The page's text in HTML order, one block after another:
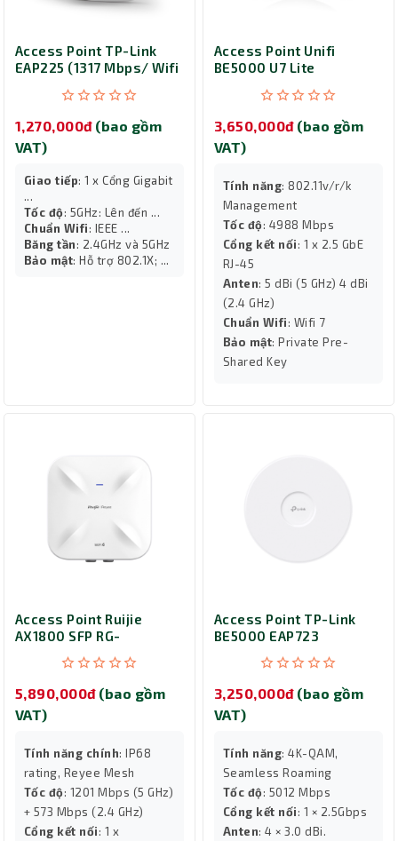
Access Point TP-Link
EAP225 (1317 Mbps/ Wifi
1,270,000đ (bao gồm
VAT)
Giao tiếp: 1 x Cổng Gigabit
...
Tốc độ: 5GHz: Lên đến ...
Chuẩn Wifi: IEEE ...
Băng tần: 2.4GHz và 5GHz
Bảo mật: Hỗ trợ 802.1X; ...
Access Point Unifi
BE5000 U7 Lite
3,650,000đ (bao gồm
VAT)
Tính năng: 802.11v/r/k
Management
Tốc độ: 4988 Mbps
Cổng kết nối: 1 x 2.5 GbE
RJ-45
Anten: 5 dBi (5 GHz) 4 dBi
(2.4 GHz)
Chuẩn Wifi: Wifi 7
Bảo mật: Private Pre-
Shared Key
Access Point Ruijie
AX1800 SFP RG-
5,890,000đ (bao gồm
VAT)
Tính năng chính: IP68
rating, Reyee Mesh
Tốc độ: 1201 Mbps (5 GHz)
+ 573 Mbps (2.4 GHz)
Cổng kết nối: 1 x
Access Point TP-Link
BE5000 EAP723
3,250,000đ (bao gồm
VAT)
Tính năng: 4K-QAM,
Seamless Roaming
Tốc độ: 5012 Mbps
Cổng kết nối: 1 × 2.5Gbps
Anten: 4 × 3.0 dBi.